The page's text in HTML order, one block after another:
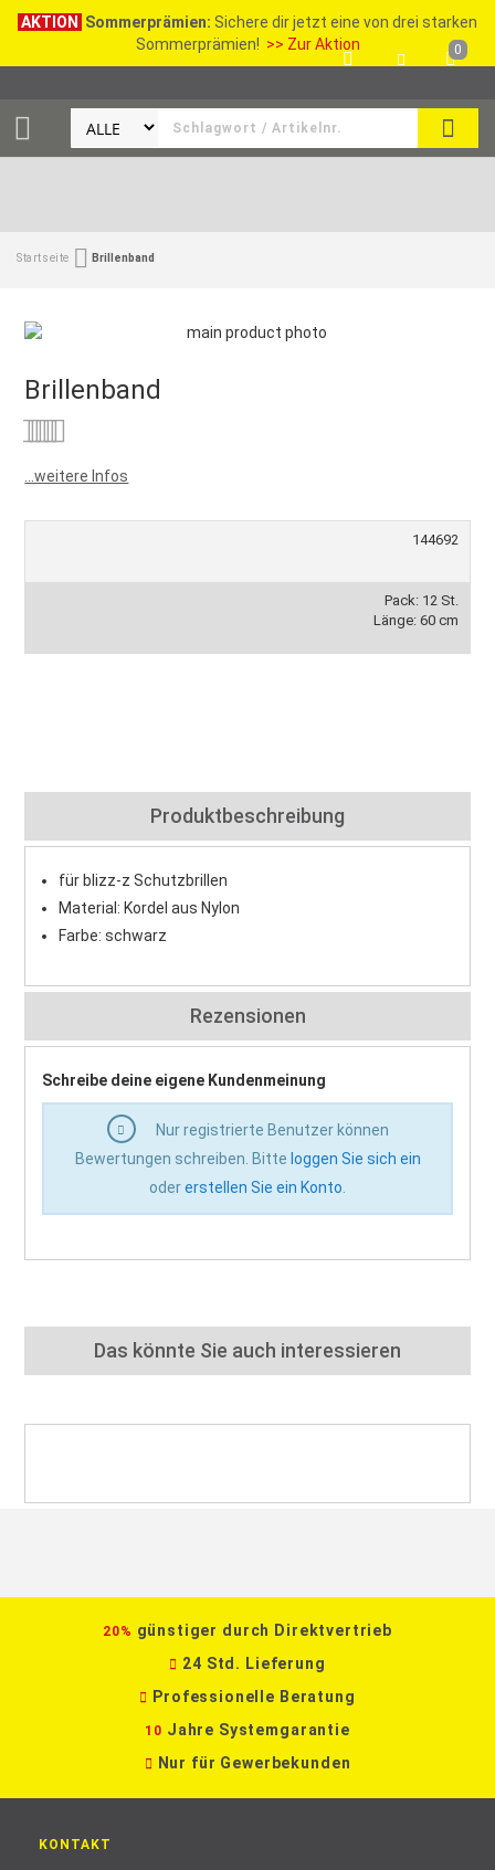
AKTION Sommerprämien: Sichere dir jetzt eine von drei starken
Sommerprämien! >> Zur Aktion 0
Startseite Brillenband
Brillenband
...weitere Infos
144692
Pack: 12 St.
Länge: 60 cm
Produktbeschreibung
für blizz-z Schutzbrillen
Material: Kordel aus Nylon
Farbe: schwarz
Rezensionen
Schreibe deine eigene Kundenmeinung
Nur registrierte Benutzer können
Bewertungen schreiben. Bitte loggen Sie sich ein
odererstellen Sie ein Konto
Das könnte Sie auch interessieren
20% günstiger durch Direktvertrieb
24 Std. Lieferung
Professionelle Beratung
10 Jahre Systemgarantie
Nur für Gewerbekunden
KONTAKT